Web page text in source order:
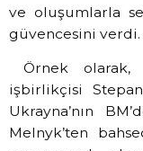
ve oluşumlarla
güvencesini verdi.
Örnek
işbirlikçisi
Ukrayna’nın
Melnyk’ten